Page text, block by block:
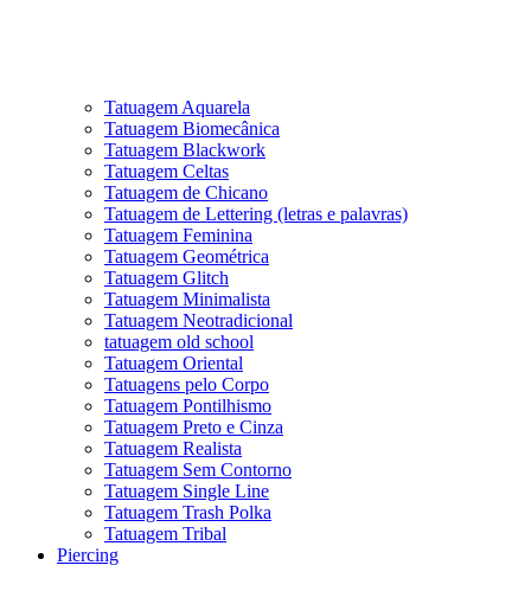
Tatuagem Aquarela
Tatuagem Biomecânica
Tatuagem Blackwork
Tatuagem Celtas
Tatuagem de Chicano
Tatuagem de Lettering (letras e palavras)
Tatuagem Feminina
Tatuagem Geométrica
Tatuagem Glitch
Tatuagem Minimalista
Tatuagem Neotradicional
tatuagem old school
Tatuagem Oriental
Tatuagens pelo Corpo
Tatuagem Pontilhismo
Tatuagem Preto e Cinza
Tatuagem Realista
Tatuagem Sem Contorno
Tatuagem Single Line
Tatuagem Trash Polka
Tatuagem Tribal
Piercing